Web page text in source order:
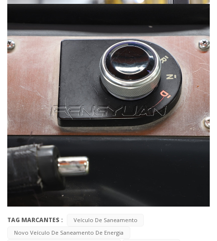
TAG MARCANTES :
Veículo De Saneamento
Novo Veículo De Saneamento De Energia